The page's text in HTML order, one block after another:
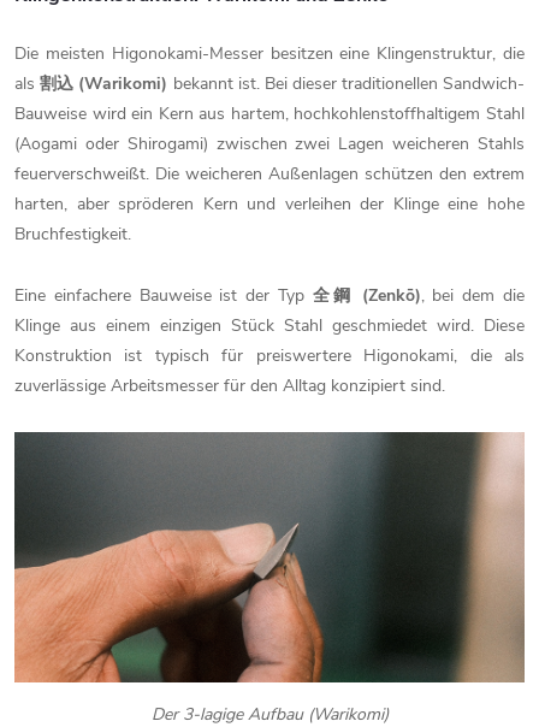
Die meisten Higonokami-Messer besitzen eine Klingenstruktur, die
als割込 (Warikomi) bekannt ist. Bei dieser traditionellen Sandwich-
Bauweise wird ein Kern aus hartem, hochkohlenstoffhaltigem Stahl
(Aogami oder Shirogami) zwischen zwei Lagen weicheren Stahls
feuerverschweißt. Die weicheren Außenlagen schützen den extrem
harten, aber spröderen Kern und verleihen der Klinge eine hohe
Bruchfestigkeit.
Eine einfachere Bauweise ist der Typ 全鋼 (Zenkō), bei dem die
Klinge aus einem einzigen Stück Stahl geschmiedet wird. Diese
Konstruktion ist typisch für preiswertere Higonokami, die als
zuverlässige Arbeitsmesser für den Alltag konzipiert sind.
Der 3-lagige Aufbau (Warikomi)